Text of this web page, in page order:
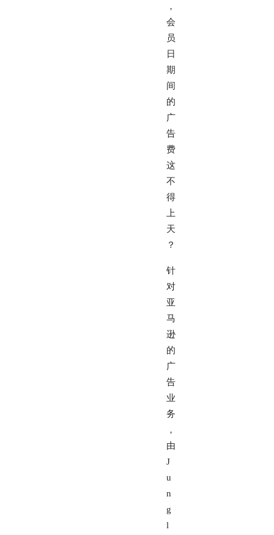
，
会
员
日
期
间
的
广
告
费
这
不
得
上
天
？
针
对
亚
马
逊
的
广
告
业
务
，
由
J
u
n
g
l